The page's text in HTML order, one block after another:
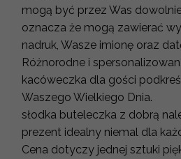
mogą być przez Was
oznacza że mogą zawierać
nadruk, Wasze imionę oraz
Różnorodne i
kacóweczka dla gości
Waszego Wielkiego Dnia.
słodka buteleczka z dobrą
prezent idealny niemal dla
Cena dotyczy jednej sztuki